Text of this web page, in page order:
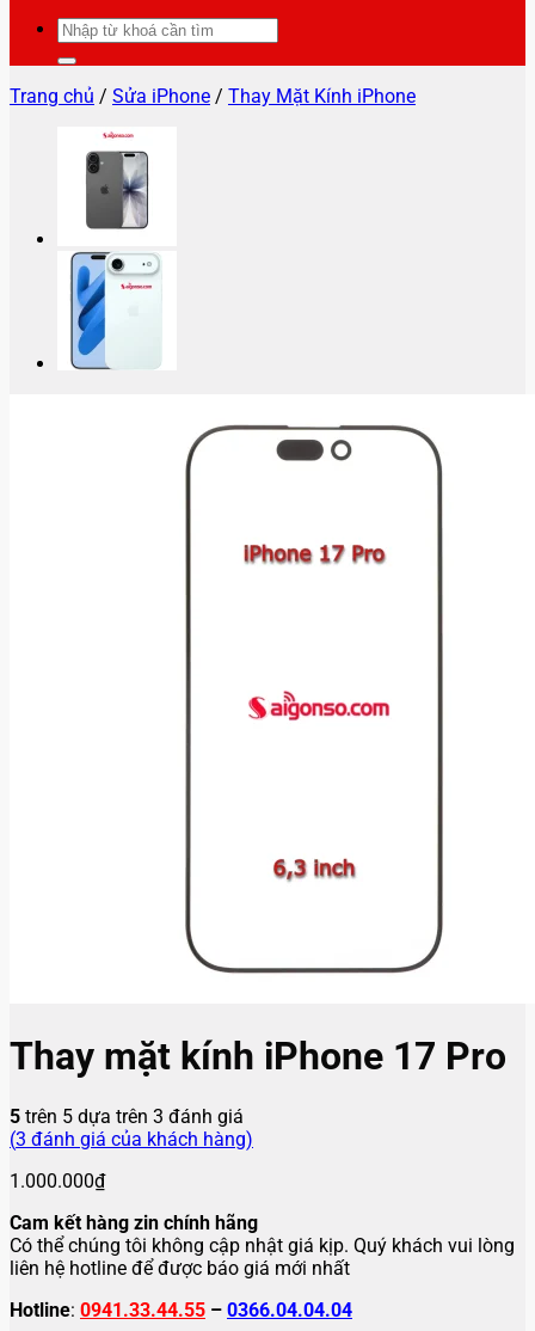
Tìm
kiếm:
Trang chủ / Sửa iPhone / Thay Mặt Kính iPhone
Thay mặt kính iPhone 17 Pro
5 trên 5 dựa trên 3 đánh giá
(3 đánh giá của khách hàng)
1.000.000₫
Cam kết hàng zin chính hãng
Có thể chúng tôi không cập nhật giá kịp. Quý khách vui lòng
liên hệ hotline để được báo giá mới nhất
Hotline: 0941.33.44.55 – 0366.04.04.04